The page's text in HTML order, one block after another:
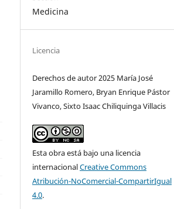
Medicina
Licencia
Derechos de autor 2025 María José
Jaramillo Romero, Bryan Enrique Pástor
Vivanco, Sixto Isaac Chiliquinga Villacis
Esta obra está bajo una licencia
internacionalCreative Commons
Atribución-NoComercial-CompartirIgual
4.0.